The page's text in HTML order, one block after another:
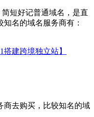
短好记普通域名，是直
名的域名服务商有：
商去购买，比较知名的域